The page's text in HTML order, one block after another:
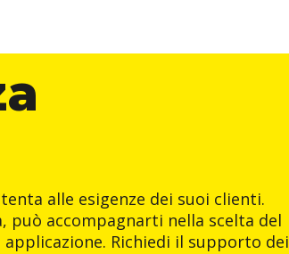
alle esigenze dei suoi clienti.
può accompagnarti nella scelta del
Richiedi il supporto dei